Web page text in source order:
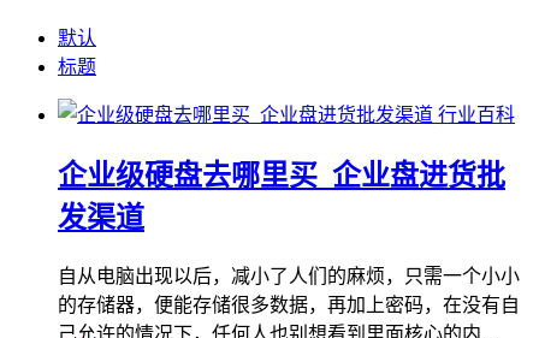
默认
标题
行业百科
企业级硬盘去哪里买_企业盘进货批
发渠道
自从电脑出现以后，减小了人们的麻烦，只需一个小小
的存储器，便能存储很多数据，再加上密码，在没有自
己允许的情况下，任何人也别想看到里面核心的内…